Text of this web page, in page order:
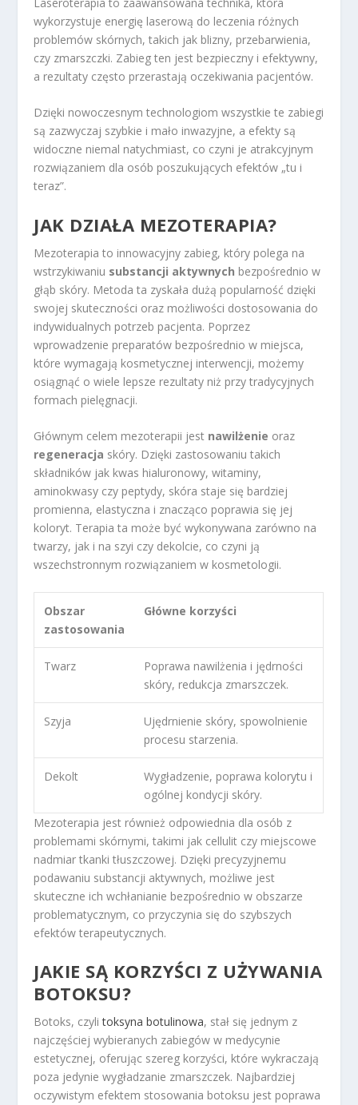
wykorzystuje energię laserową do leczenia różnych
problemów skórnych, takich jak blizny, przebarwienia,
czy zmarszczki. Zabieg ten jest bezpieczny i efektywny,
a rezultaty często przerastają oczekiwania pacjentów.
Dzięki nowoczesnym technologiom wszystkie te zabiegi
są zazwyczaj szybkie i mało inwazyjne, a efekty są
widoczne niemal natychmiast, co czyni je atrakcyjnym
rozwiązaniem dla osób poszukujących efektów „tu i
teraz”.
JAK DZIAŁA MEZOTERAPIA?
Mezoterapia to innowacyjny zabieg, który polega na
wstrzykiwaniu substancji aktywnych bezpośrednio w
głąb skóry. Metoda ta zyskała dużą popularność dzięki
swojej skuteczności oraz możliwości dostosowania do
indywidualnych potrzeb pacjenta. Poprzez
wprowadzenie preparatów bezpośrednio w miejsca,
które wymagają kosmetycznej interwencji, możemy
osiągnąć o wiele lepsze rezultaty niż przy tradycyjnych
formach pielęgnacji.
Głównym celem mezoterapii jest nawilżenie oraz
regeneracja skóry. Dzięki zastosowaniu takich
składników jak kwas hialuronowy, witaminy,
aminokwasy czy peptydy, skóra staje się bardziej
promienna, elastyczna i znacząco poprawia się jej
koloryt. Terapia ta może być wykonywana zarówno na
twarzy, jak i na szyi czy dekolcie, co czyni ją
wszechstronnym rozwiązaniem w kosmetologii.
Obszar
zastosowania
Główne korzyści
Twarz
Poprawa nawilżenia i jędrności
skóry, redukcja zmarszczek.
Szyja
Ujędrnienie skóry, spowolnienie
procesu starzenia.
Dekolt
Wygładzenie, poprawa kolorytu i
ogólnej kondycji skóry.
Mezoterapia jest również odpowiednia dla osób z
problemami skórnymi, takimi jak cellulit czy miejscowe
nadmiar tkanki tłuszczowej. Dzięki precyzyjnemu
podawaniu substancji aktywnych, możliwe jest
skuteczne ich wchłanianie bezpośrednio w obszarze
problematycznym, co przyczynia się do szybszych
efektów terapeutycznych.
JAKIE SĄ KORZYŚCI Z UŻYWANIA
BOTOKSU?
Botoks, czylitoksyna botulinowa, stał się jednym z
najczęściej wybieranych zabiegów w medycynie
estetycznej, oferując szereg korzyści, które wykraczają
poza jedynie wygładzanie zmarszczek. Najbardziej
oczywistym efektem stosowania botoksu jest poprawa